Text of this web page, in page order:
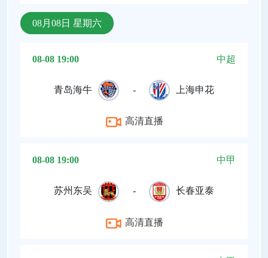
08月08日 星期六
08-08 19:00 中超
青岛海牛 - 上海申花
高清直播
08-08 19:00 中甲
苏州东吴 - 长春亚泰
高清直播